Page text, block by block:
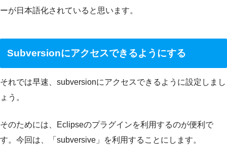
ーが日本語化されていると思います。
Subversionにアクセスできるようにする
それでは早速、subversionにアクセスできるように設定しまし
ょう。
そのためには、Eclipseのプラグインを利用するのが便利で
す。今回は、「subversive」を利用することにします。